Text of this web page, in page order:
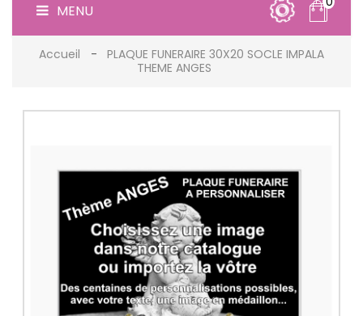
MENU
Accueil
PLAQUE FUNERAIRE 30X20 SOCLE IMPALA
THEME ANGES